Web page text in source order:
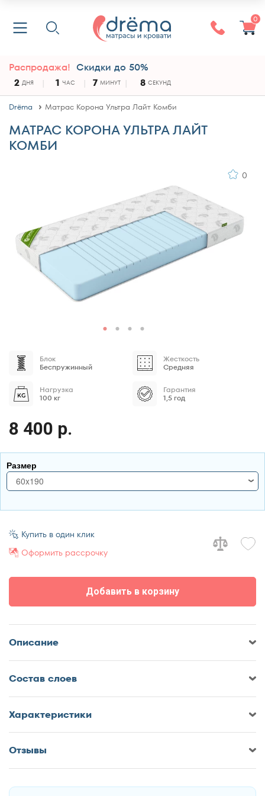
0
Распродажа! Скидки до 50%
2 ДНЯ 1 ЧАС 7 МИНУТ 8 СЕКУНД
Drёma Матрас Корона Ультра Лайт Комби
МАТРАС КОРОНА УЛЬТРА ЛАЙТ
КОМБИ
0
Блок
Беспружинный
Жесткость
Средняя
Нагрузка
100 кг
Гарантия
1,5 год
8 400 р.
Размер
60x190
60x190
70x170
70x180
70x190
75x190
75x200
80x180
80x185
80x186
80x190
Добавить в корзину
Купить в один клик
Оформить рассрочку
Описание
Cостав слоев
Характеристики
Отзывы
Оставить отзыв о Матрас Корона